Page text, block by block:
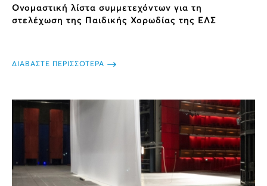
Ονομαστική λίστα συμμετεχόντων για τη
στελέχωση της Παιδικής Χορωδίας της ΕΛΣ
ΔΙΑΒΑΣΤΕ ΠΕΡΙΣΣΟΤΕΡΑ